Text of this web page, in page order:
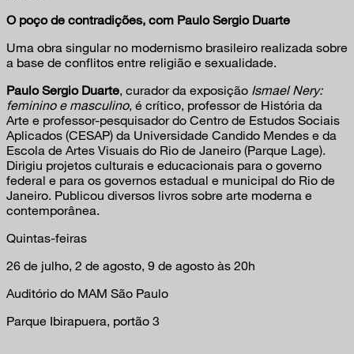
O poço de contradições, com Paulo Sergio Duarte
Uma obra singular no modernismo brasileiro realizada sobre
a base de conflitos entre religião e sexualidade.
Paulo Sergio Duarte , curador da exposição Ismael Nery:
feminino e masculino, é crítico, professor de História da
Arte e professor-pesquisador do Centro de Estudos Sociais
Aplicados (CESAP) da Universidade Candido Mendes e da
Escola de Artes Visuais do Rio de Janeiro (Parque Lage).
Dirigiu projetos culturais e educacionais para o governo
federal e para os governos estadual e municipal do Rio de
Janeiro. Publicou diversos livros sobre arte moderna e
contemporânea.
Quintas-feiras
26 de julho, 2 de agosto, 9 de agosto às 20h
Auditório do MAM São Paulo
Parque Ibirapuera, portão 3